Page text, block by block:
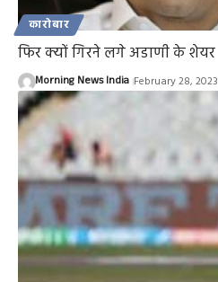
कारोबार
फिर क्यों गिरने लगे अडाणी के शेयर
Morning News India February 28, 2023